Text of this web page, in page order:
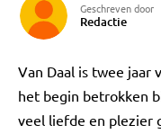
Geschreven door
Redactie
Van Daal is twee jaar
het begin betrokken
veel liefde en plezier